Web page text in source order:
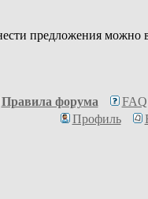
предложения можно
Правила форума
FAQ
Профиль